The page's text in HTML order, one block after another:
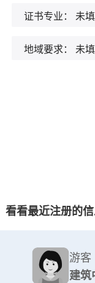
证书专业： 未填
地域要求： 未填
看看最近注册的
游客
建筑